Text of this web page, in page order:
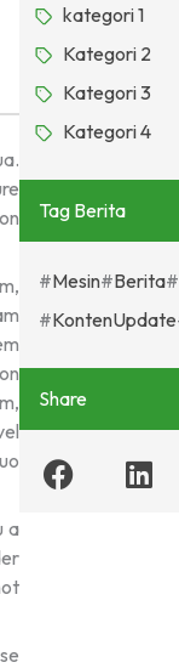
a
kategori 1
Kategori 2
Kategori 3
Kategori 4
Tag Berita
Mesin Berita
KontenUpdate
Share